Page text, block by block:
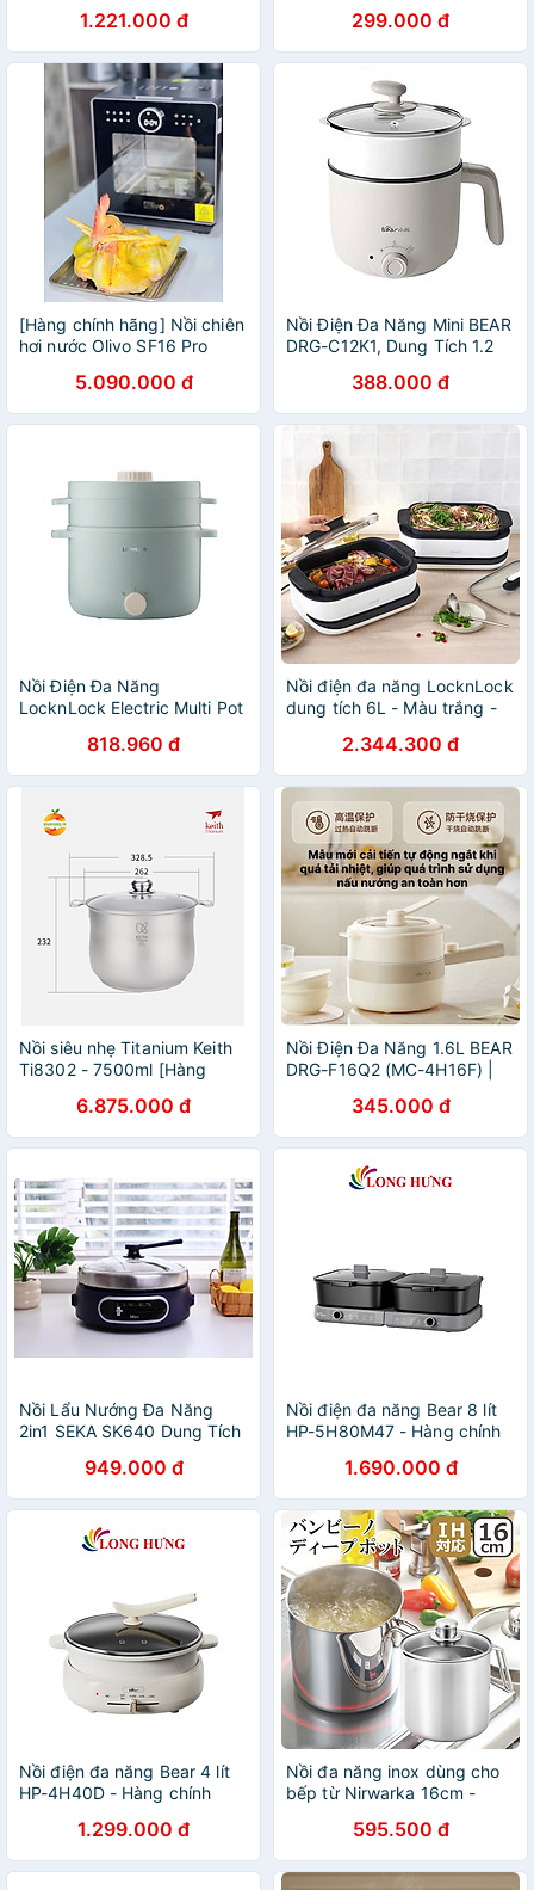
Chính Hãng, Xửng Hấp -
JoyMall
1.221.000 đ
Cơm Cắm Điện Văn Phòng
Sang Trọng Đa Năng, Tiện
Lợi Dễ Sử Dụng - Hàng
Chính Hãng
299.000 đ
[Hàng chính hãng] Nồi chiên
hơi nước Olivo SF16 Pro
5.090.000 đ
Nồi Điện Đa Năng Mini BEAR
DRG-C12K1, Dung Tích 1.2
Chính Hãng388.000 đ
Nồi Điện Đa Năng
LocknLock Electric Multi Pot
Màu Mint - EJP156 - Hàng
chính hãng
818.960 đ
Nồi điện đa năng LocknLock
dung tích 6L - Màu trắng -
2.344.300 đ
Nồi siêu nhẹ Titanium Keith
Ti8302 - 7500ml [Hàng
6.875.000 đ
Nồi Điện Đa Năng 1.6L BEAR
DRG-F16Q2 (MC-4H16F) |
Chính Hãng345.000 đ
Nồi Lẩu Nướng Đa Năng
2in1 SEKA SK640 Dung Tích
Rời Dễ Vệ Sinh - Hàng Chính
Hãng
949.000 đ
Nồi điện đa năng Bear 8 lít
HP-5H80M47 - Hàng chính
1.690.000 đ
Nồi điện đa năng Bear 4 lít
HP-4H40D - Hàng chính
1.299.000 đ
Nồi đa năng inox dùng cho
bếp từ Nirwarka 16cm -
595.500 đ